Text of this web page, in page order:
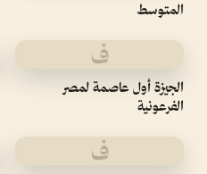
المتوسط
ف
الجيزة أول عاصمة لمصر
الفرعونية
ف